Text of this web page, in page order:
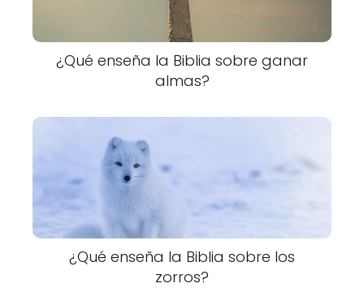
¿Qué enseña la Biblia sobre ganar
almas?
¿Qué enseña la Biblia sobre los
zorros?